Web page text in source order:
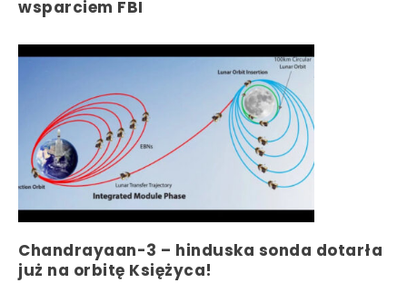
wsparciem FBI
Chandrayaan-3 – hinduska sonda dotarła
już na orbitę Księżyca!